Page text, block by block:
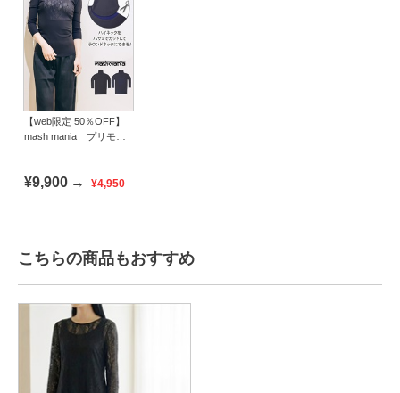
【web限定 50％OFF】
mash mania プリモー
¥9,900 → ¥4,950
こちらの商品もおすすめ